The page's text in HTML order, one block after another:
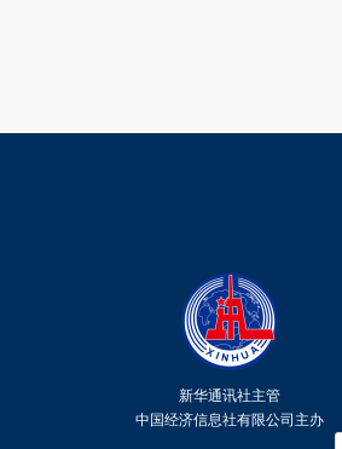
新华通讯社主管
中国经济信息社有限公司主办